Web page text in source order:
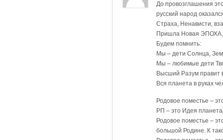
До провозглашения
русский народ
Страха, Ненависти,
Пришла Новая ЭПОХА,
Будем помнить:
Мы – дети Солнца,
Мы – любимые дети
Высший Разум правит
Вся планета в руках
Родовое поместье –
РП – это Идея
Родовое поместье –
большой Родине. К